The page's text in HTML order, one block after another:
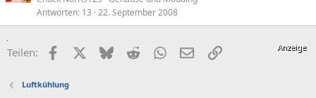
Antworten 13 22. September 2008
Teilen: FacebookX (Twitter)
BlueskyRedditWhatsApp
E-MailLink
Luftkühlung